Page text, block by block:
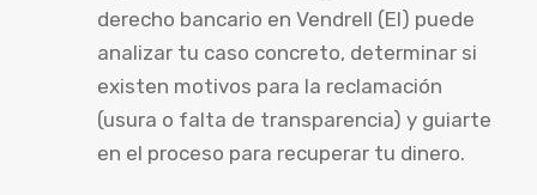
derecho bancario en Vendrell (El) puede
analizar tu caso concreto, determinar si
existen motivos para la reclamación
(usura o falta de transparencia) y guiarte
en el proceso para recuperar tu dinero.